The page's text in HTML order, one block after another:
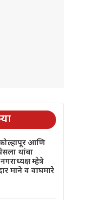
आणि
थांबा
म्हेत्रे
माने व वाघमारे